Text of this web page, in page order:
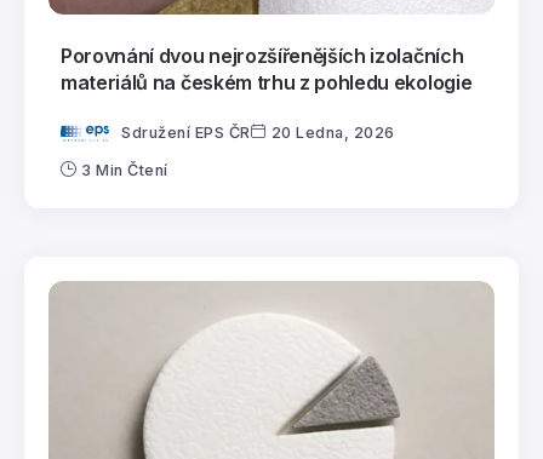
Porovnání dvou nejrozšířenějších izolačních
materiálů na českém trhu z pohledu ekologie
Sdružení EPS ČR 20 Ledna, 2026
3 Min Čtení